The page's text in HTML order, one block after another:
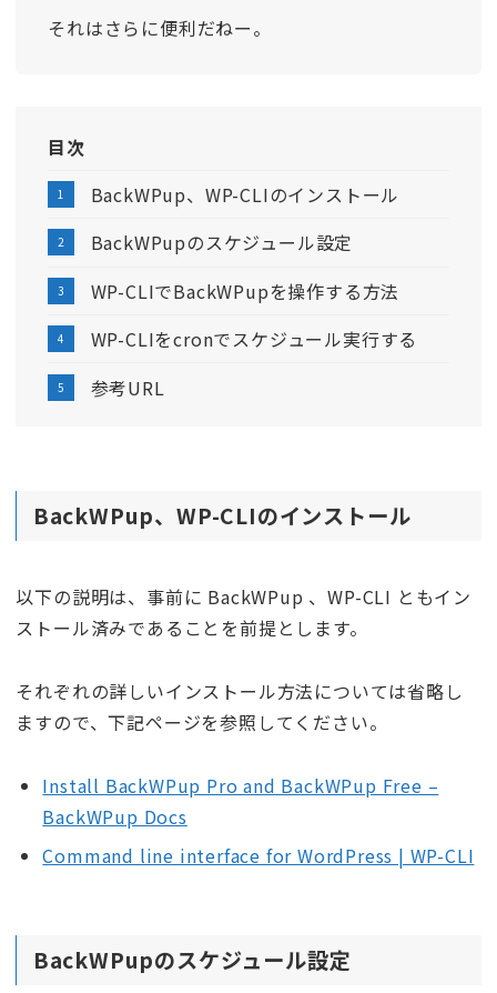
それはさらに便利だねー。
目次
BackWPup、WP-CLIのインストール
BackWPupのスケジュール設定
WP-CLIでBackWPupを操作する方法
WP-CLIをcronでスケジュール実行する
参考URL
BackWPup、WP-CLIのインストール
以下の説明は、事前に BackWPup 、WP-CLI ともイン
ストール済みであることを前提とします。
それぞれの詳しいインストール方法については省略し
ますので、下記ページを参照してください。
Install BackWPup Pro and BackWPup Free –
BackWPup Docs
Command line interface for WordPress | WP-CLI
BackWPupのスケジュール設定